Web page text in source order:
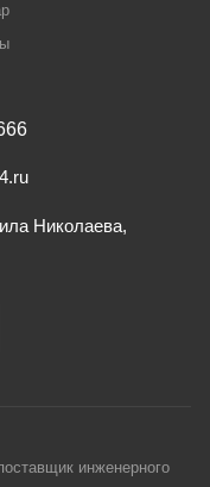
Николаева,
инженерного